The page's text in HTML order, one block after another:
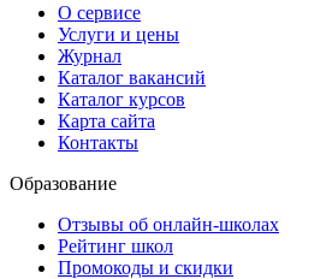
О сервисе
Услуги и цены
Журнал
Каталог вакансий
Каталог курсов
Карта сайта
Контакты
Образование
Отзывы об онлайн-школах
Рейтинг школ
Промокоды и скидки